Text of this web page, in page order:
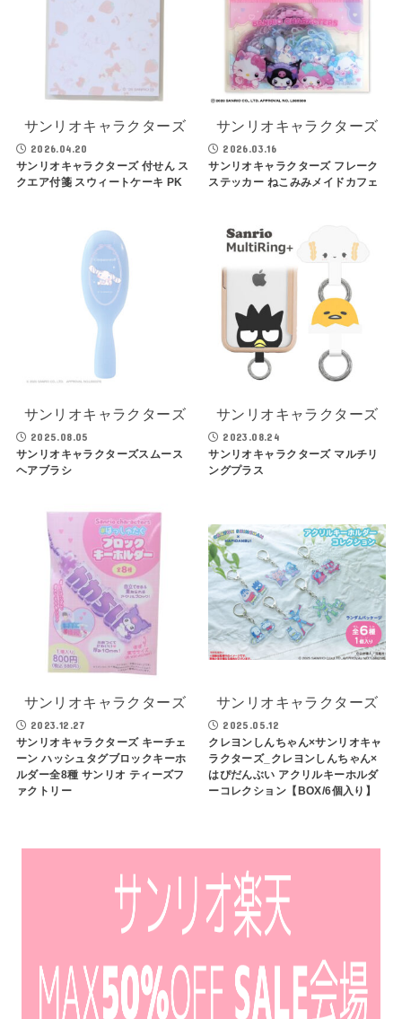
サンリオキャラクターズ
2026.04.20
サンリオキャラクターズ 付せん ス
クエア付箋 スウィートケーキ PK
サンリオキャラクターズ
2026.03.16
サンリオキャラクターズ フレーク
ステッカー ねこみみメイドカフェ
サンリオキャラクターズ
2025.08.05
サンリオキャラクターズスムース
ヘアブラシ
サンリオキャラクターズ
2023.08.24
サンリオキャラクターズ マルチリ
ングプラス
サンリオキャラクターズ
2023.12.27
サンリオキャラクターズ キーチェ
ーン ハッシュタグブロックキーホ
ルダー全8種 サンリオ ティーズフ
ァクトリー
サンリオキャラクターズ
2025.05.12
クレヨンしんちゃん×サンリオキャ
ラクターズ_クレヨンしんちゃん×
はぴだんぶい アクリルキーホルダ
ーコレクション【BOX/6個入り】